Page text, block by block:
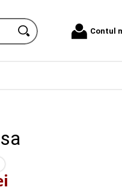
Contul